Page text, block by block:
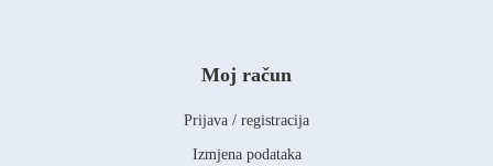
Moj račun
Prijava / registracija
Izmjena podataka